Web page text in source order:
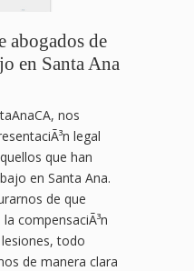
abogados de
en Santa Ana
nos
legal
que han
en Santa Ana.
de que
compensaciÃ³n
todo
de manera clara